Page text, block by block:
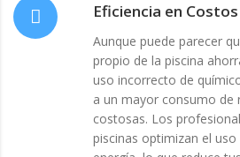
Eficiencia en Costos
Aunque puede parecer
propio de la piscina
uso incorrecto de
a un mayor consumo de
costosas. Los
piscinas optimizan el